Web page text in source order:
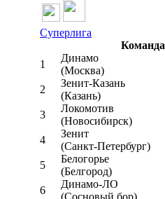
Суперлига
Команда
1
Динамо
(Москва)
2
Зенит-Казань
(Казань)
3
Локомотив
(Новосибирск)
4
Зенит
(Санкт-Петербург)
5
Белогорье
(Белгород)
6
Динамо-ЛО
(Сосновый бор)